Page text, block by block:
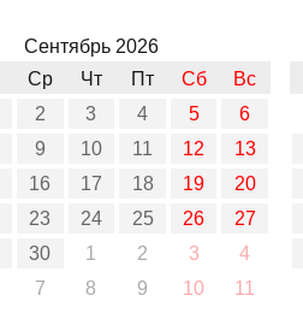
Сентябрь 2026
Ср Чт Пт Сб
Вс
2 3 4 5
6
9 10 11 12
13
16 17 18 19
20
23 24 25 26
27
30 1 2 3
4
7 8 9 10 11